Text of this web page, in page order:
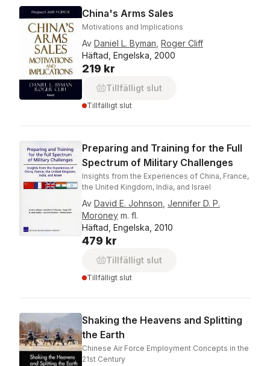
China's Arms Sales
Motivations and Implications
Av Daniel L. Byman Roger Cliff
Häftad, Engelska, 2000
219 kr
Tillfälligt slut
Tillfälligt slut
Preparing and Training for the Full
Spectrum of Military Challenges
Insights from the Experiences of China, France,
the United Kingdom, India, and Israel
Av David E. Johnson Jennifer D. P.
Moroney m. fl.
Häftad, Engelska, 2010
479 kr
Tillfälligt slut
Tillfälligt slut
Shaking the Heavens and Splitting
the Earth
Chinese Air Force Employment Concepts in the
21st Century